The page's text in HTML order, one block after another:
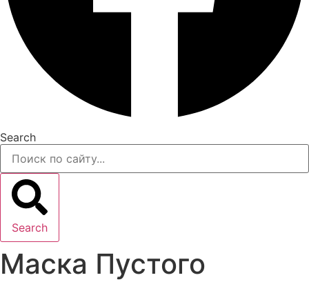
Search
Search
Маска Пустого